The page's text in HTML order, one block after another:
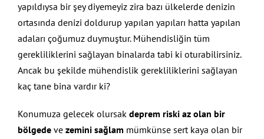
yapıldıysa bir şey diyemeyiz zira bazı ülkelerde denizin
ortasında denizi doldurup yapılan yapıları hatta yapılan
adaları çoğumuz duymuştur. Mühendisliğin tüm
gerekliliklerini sağlayan binalarda tabi ki oturabilirsiniz.
Ancak bu şekilde mühendislik gerekliliklerini sağlayan
kaç tane bina vardır ki?
Konumuza gelecek olursak deprem riski az olan bir
bölgedeve zemini sağlam mümkünse sert kaya olan bir